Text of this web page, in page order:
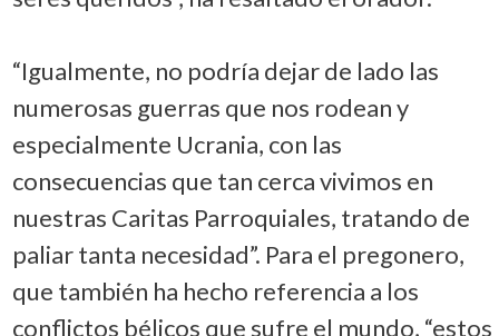
“Igualmente, no podría dejar de lado las
numerosas guerras que nos rodean y
especialmente Ucrania, con las
consecuencias que tan cerca vivimos en
nuestras Caritas Parroquiales, tratando de
paliar tanta necesidad”. Para el pregonero,
que también ha hecho referencia a los
conflictos bélicos que sufre el mundo, “estos